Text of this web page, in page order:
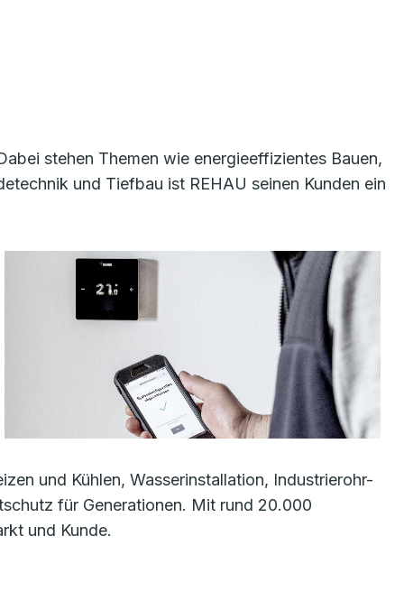
stehen Themen wie energieeffizientes Bauen,
und Tiefbau ist REHAU seinen Kunden ein
und Kühlen, Wasserinstallation, Industrierohr-
für Generationen. Mit rund 20.000
und Kunde.